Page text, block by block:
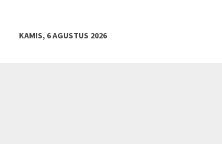
KAMIS, 6 AGUSTUS 2026